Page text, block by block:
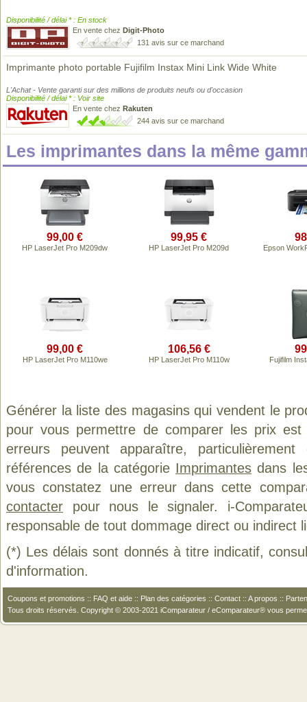
Disponibilité / délai * : En stock
En vente chez Digit-Photo
131 avis sur ce marchand
Imprimante photo portable Fujifilm Instax Mini Link Wide White
L'Achat - Vente garanti sur des millions de produits neufs ou d'occasion
Disponibilité / délai * : Voir site
En vente chez Rakuten
244 avis sur ce marchand
Les imprimantes dans la même
99,00 €
HP LaserJet Pro M209dw
99,95 €
HP LaserJet Pro M209d Epson
99,00 €
HP LaserJet Pro M110we
106,56 €
HP LaserJet Pro M110w Fujifilm
Générer la liste des magasins qui vendent le
pour vous permettre de comparer les prix
erreurs peuvent apparaître,
références de la catégorie Imprimantes dans
vous constatez une erreur dans cette
contacter pour nous le signaler. i-
responsable de tout dommage direct ou indirect
(*) Les délais sont donnés à titre indicatif,
d'information.
Coupons et promotions :: FAQ et aide :: Plan des catégories :: Contact :: A propos ::
Tous droits réservés. Copyright © 2003-2021 iComparateur / eComparateur® vous